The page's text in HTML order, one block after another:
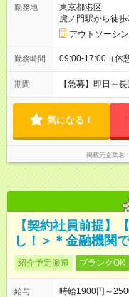
勤務地
東京都港区
虎ノ門駅から徒
アウトソーシ
勤務時間 09:00-17:00（休
期間 【急募】即日～
気になる！
掲載元企業名
【契約社員前提】
し！＞＊金融機関
紹介予定派遣 ブランクOK
給与
時給1900円～